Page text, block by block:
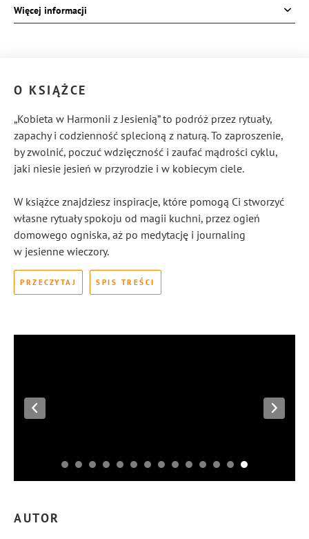
ISBN:
978-83-8431-485-2
Więcej informacji
O KSIĄŻCE
„Kobieta w Harmonii z Jesienią” to podróż przez rytuały,
zapachy i codzienność splecioną z naturą. To zaproszenie,
by zwolnić, poczuć wdzięczność i zaufać mądrości cyklu,
jaki niesie jesień w przyrodzie i w kobiecym ciele.
W książce znajdziesz inspiracje, które pomogą Ci stworzyć
własne rytuały spokoju od magii kuchni, przez ogień
domowego ogniska, aż po medytację i journaling
w jesienne wieczory.
PRZECZYTAJ SPIS TREŚCI
AUTOR